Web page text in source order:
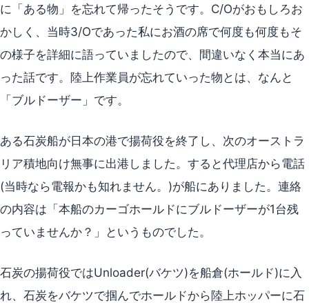
に「ある物」を忘れて帰ったそうです。C/Oがおもしろお
かしく、当時3/Oであった私にお酒の席で何度も何度もそ
の様子を詳細に語っていましたので、間違いなく本当にあ
った話です。陸上作業員が忘れていった物とは、なんと
「ブルドーザー」です。
ある石炭船が日本の港で揚荷役を終了し、次のオーストラ
リア積地向け無事に出港しました。すると代理店から電話
(当時なら電報かも知れません。)が船にありました。連絡
の内容は「本船のカーゴホールドにブルドーザーが1台残
っていませんか？」というものでした。
石炭の揚荷役ではUnloader(バケツ)を船倉(ホールド)に入
れ、石炭をバケツで掴んでホールドから陸上ホッパーに石